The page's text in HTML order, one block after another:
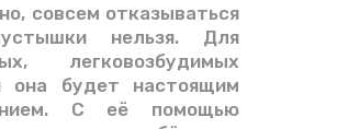
совсем отказываться
нельзя. Для
легковозбудимых
она будет настоящим
С её помощью